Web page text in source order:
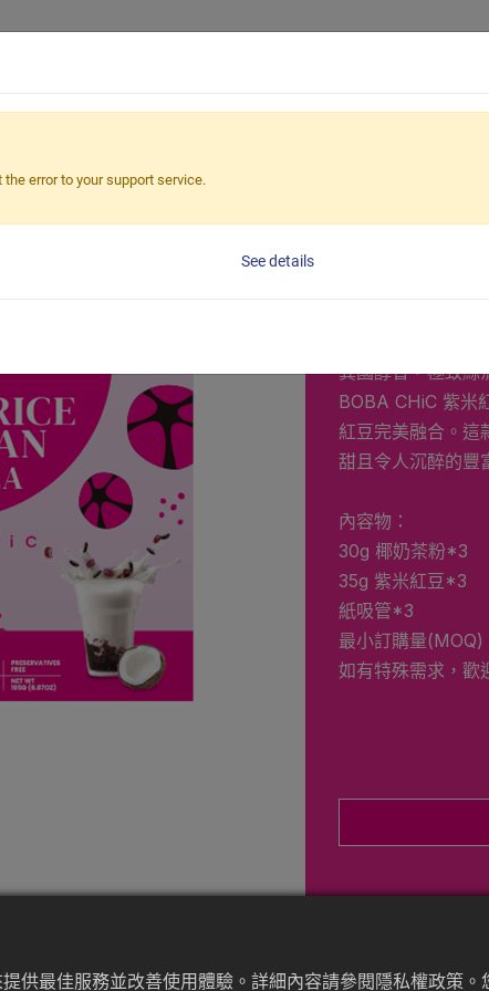
異國醇香，極致絲
BOBA CHiC 紫米
紅豆完美融合。這
甜且令人沉醉的豐
內容物：
30g 椰奶茶粉*3
35g 紫米紅豆*3
紙吸管*3
最小訂購量
如有特殊需求，歡
供最佳服務並改善使用體驗。詳細內容請參閱隱私權政策
error to your support service.
See details